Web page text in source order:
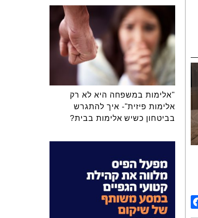
"אלימות במשפחה היא לא רק
אלימות פיזית"- איך להתגרש
בביטחון כשיש אלימות בבית?